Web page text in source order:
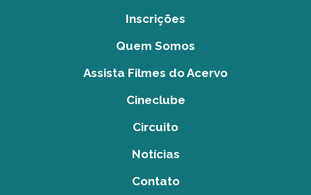
Inscrições
Quem Somos
Assista Filmes do Acervo
Cineclube
Circuito
Notícias
Contato